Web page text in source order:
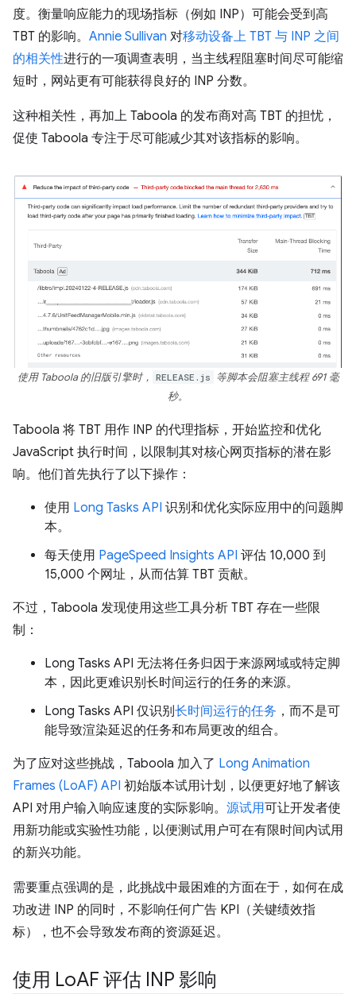
度。衡量响应能力的现场指标（例如 INP）可能会受到高
TBT 的影响。 Annie Sullivan 对移动设备上 TBT 与 INP 之间
的相关性进行的一项调查表明，当主线程阻塞时间尽可能缩
短时，网站更有可能获得良好的 INP 分数。
这种相关性，再加上 Taboola 的发布商对高 TBT 的担忧，
促使 Taboola 专注于尽可能减少其对该指标的影响。
使用 Taboola 的旧版引擎时， RELEASE.js 等脚本会阻塞主线程 691 毫
秒。
Taboola 将 TBT 用作 INP 的代理指标，开始监控和优化
JavaScript 执行时间，以限制其对核心网页指标的潜在影
响。他们首先执行了以下操作：
使用 Long Tasks API 识别和优化实际应用中的问题脚
本。
每天使用 PageSpeed Insights API 评估 10,000 到
15,000 个网址，从而估算 TBT 贡献。
不过，Taboola 发现使用这些工具分析 TBT 存在一些限
制：
Long Tasks API 无法将任务归因于来源网域或特定脚
本，因此更难识别长时间运行的任务的来源。
Long Tasks API 仅识别长时间运行的任务 ，而不是可
能导致渲染延迟的任务和布局更改的组合。
为了应对这些挑战，Taboola 加入了 Long Animation
Frames (LoAF) API 初始版本试用计划，以便更好地了解该
API 对用户输入响应速度的实际影响。 源试用可让开发者使
用新功能或实验性功能，以便测试用户可在有限时间内试用
的新兴功能。
需要重点强调的是，此挑战中最困难的方面在于，如何在成
功改进 INP 的同时，不影响任何广告 KPI（关键绩效指
标），也不会导致发布商的资源延迟。
使用 LoAF 评估 INP 影响